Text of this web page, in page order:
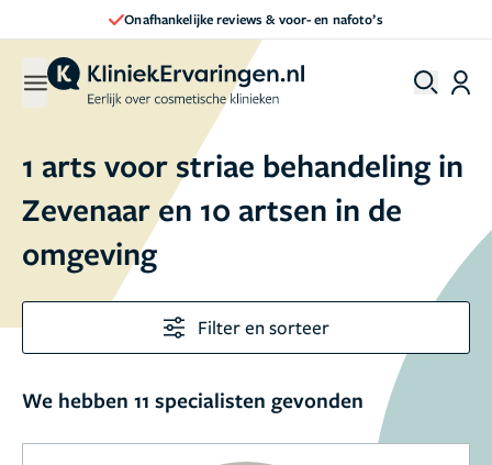
Onafhankelijke reviews & voor- en nafoto’s
1 arts voor striae behandeling in
Zevenaar en 10 artsen in de
omgeving
Filter en sorteer
We hebben 11 specialisten gevonden